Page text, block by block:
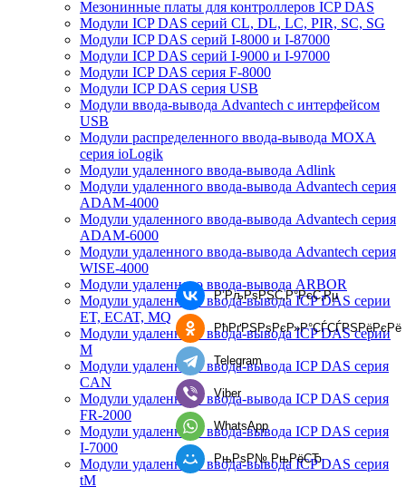
Мезонинные платы для контроллеров ICP DAS
Модули ICP DAS серий CL, DL, LC, PIR, SC, SG
Модули ICP DAS серий I-8000 и I-87000
Модули ICP DAS серий I-9000 и I-97000
Модули ICP DAS серия F-8000
Модули ICP DAS серия USB
Модули ввода-вывода Advantech с интерфейсом
USB
Модули распределенного ввода-вывода MOXA
серия ioLogik
Модули удаленного ввода-вывода Adlink
Модули удаленного ввода-вывода Advantech серия
ADAM-4000
Модули удаленного ввода-вывода Advantech серия
ADAM-6000
Модули удаленного ввода-вывода Advantech серия
WISE-4000
Модули удаленного ввода-вывода ARBOR
Модули удаленного ввода-вывода ICP DAS серии
ET, ECAT, MQ
Модули удаленного ввода-вывода ICP DAS серии
M
Модули удаленного ввода-вывода ICP DAS серия
CAN
Модули удаленного ввода-вывода ICP DAS серия
FR-2000
Модули удаленного ввода-вывода ICP DAS серия
I-7000
Модули удаленного ввода-вывода ICP DAS серия
tM
Р’РљРѕРЅС‚Р°РєС‚Рµ
РћРґРЅРѕРєР»Р°СЃСЃРЅРёРєРё
Telegram
Viber
WhatsApp
РњРѕР№ РњРёСЂ